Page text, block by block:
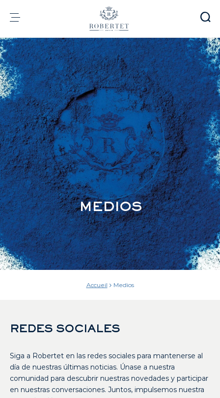
Grupo
Fragrancias
Sabores
Materias Primas
Health & Beauty
Compromisos
Información financiera
Medios
Carreras
Contacto
e-Robertet ES
MEDIOS
Accueil Medios
REDES SOCIALES
Siga a Robertet en las redes sociales para mantenerse al
día de nuestras últimas noticias. Únase a nuestra
comunidad para descubrir nuestras novedades y participar
en nuestras conversaciones. Juntos, impulsemos nuestra